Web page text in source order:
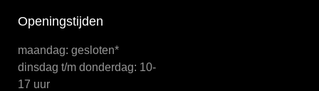
Openingstijden
maandag: gesloten*
dinsdag t/m donderdag: 10-
17 uur